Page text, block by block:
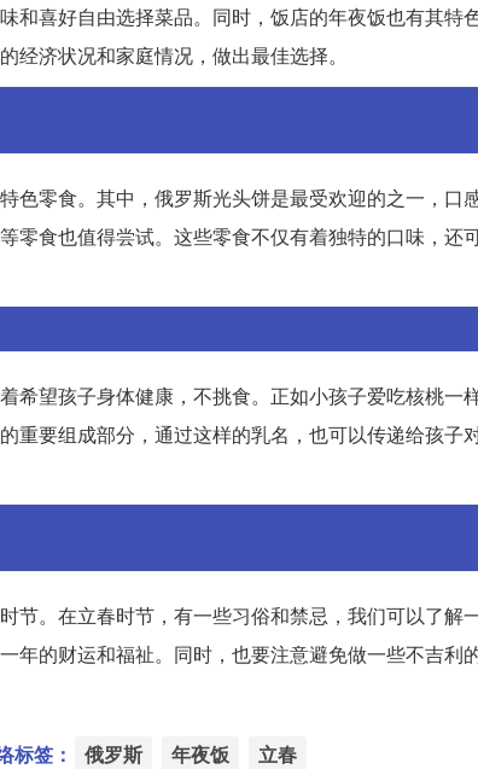
和喜好自由选择菜品。同时，饭店的年夜饭也有其特
济状况和家庭情况，做出最佳选择。
色零食。其中，俄罗斯光头饼是最受欢迎的之一，口
零食也值得尝试。这些零食不仅有着独特的口味，还
希望孩子身体健康，不挑食。正如小孩子爱吃核桃一
重要组成部分，通过这样的乳名，也可以传递给孩子
节。在立春时节，有一些习俗和禁忌，我们可以了解
年的财运和福祉。同时，也要注意避免做一些不吉利
标签： 俄罗斯 年夜饭 立春